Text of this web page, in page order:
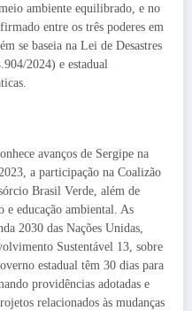
ambiente equilibrado, e no
entre os três poderes em
se baseia na Lei de Desastres
2024) e estadual
avanços de Sergipe na
a participação na Coalizão
Brasil Verde, além de
e educação ambiental. As
2030 das Nações Unidas,
Sustentável 13, sobre
estadual têm 30 dias para
providências adotadas e
relacionados às mudanças